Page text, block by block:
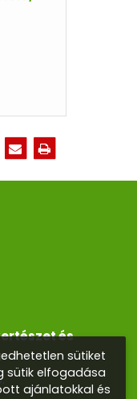
és
sütiket
sütik elfogadása
ajánlatokkal és